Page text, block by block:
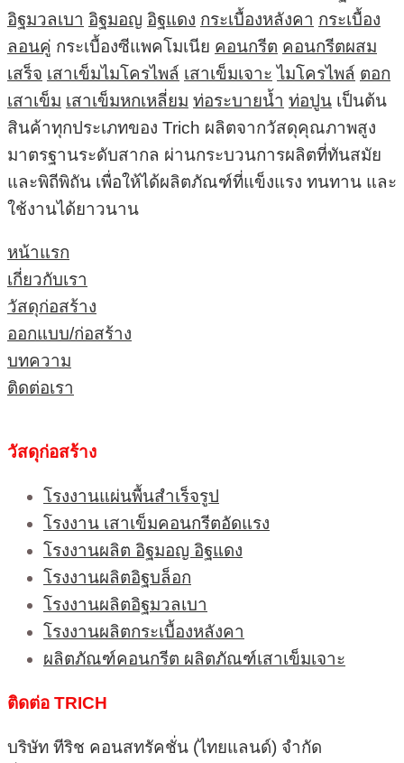
อิฐมวลเบา อิฐมอญ อิฐแดง กระเบื้องหลังคา กระเบื้อง
ลอนคู่ กระเบื้องซีแพคโมเนีย คอนกรีต คอนกรีตผสม
เสร็จ เสาเข็มไมโครไพล์ เสาเข็มเจาะ ไมโครไพล์ ตอก
เสาเข็ม เสาเข็มหกเหลี่ยม ท่อระบายน้ำ ท่อปูน เป็นต้น
สินค้าทุกประเภทของ Trich ผลิตจากวัสดุคุณภาพสูง
มาตรฐานระดับสากล ผ่านกระบวนการผลิตที่ทันสมัย
และพิถีพิถัน เพื่อให้ได้ผลิตภัณฑ์ที่แข็งแรง ทนทาน และ
ใช้งานได้ยาวนาน
หน้าแรก
เกี่ยวกับเรา
วัสดุก่อสร้าง
ออกแบบ/ก่อสร้าง
บทความ
ติดต่อเรา
วัสดุก่อสร้าง
โรงงานแผ่นพื้นสำเร็จรูป
โรงงาน เสาเข็มคอนกรีตอัดแรง
โรงงานผลิต อิฐมอญ อิฐแดง
โรงงานผลิตอิฐบล็อก
โรงงานผลิตอิฐมวลเบา
โรงงานผลิตกระเบื้องหลังคา
ผลิตภัณฑ์คอนกรีต ผลิตภัณฑ์เสาเข็มเจาะ
ติดต่อ TRICH
บริษัท ทีริช คอนสทรัคชั่น (ไทยแลนด์) จำกัด